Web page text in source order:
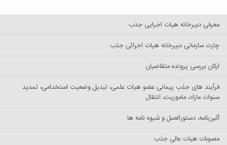
معرفی دبیرخانه هیات اجرایی جذب
چارت سازمانی دبیرخانه هیات اجرائی جذب
ارکان بررسی پرونده متقاضیان
فرآیند های جذب پیمانی عضو هیات علمی، تبدیل وضعیت استخدامی، تمدید
سنوات مازاد، ماموریت، انتقال
آئین‌نامه‌، دستورالعمل و شیوه نامه ها
مصوبات هیات عالی جذب